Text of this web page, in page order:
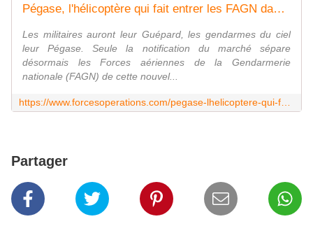
Pégase, l'hélicoptère qui fait entrer les FAGN dans le 21e siècle - FOB - Forces Operations Blog
Les militaires auront leur Guépard, les gendarmes du ciel
leur Pégase. Seule la notification du marché sépare
désormais les Forces aériennes de la Gendarmerie
nationale (FAGN) de cette nouvel...
Partager